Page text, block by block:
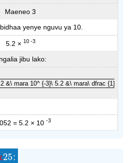
Maeneo 3
yenye nguvu ya 10.
5.2 × 10 -3
jibu lako:
&\ mara 10^ {-3}\ 5.2 &\ mara\ dfrac {1}
&\ mara 10^ {-3}\ 5.2 &\ mara\
= 5.2 × 10 -3
25
25: